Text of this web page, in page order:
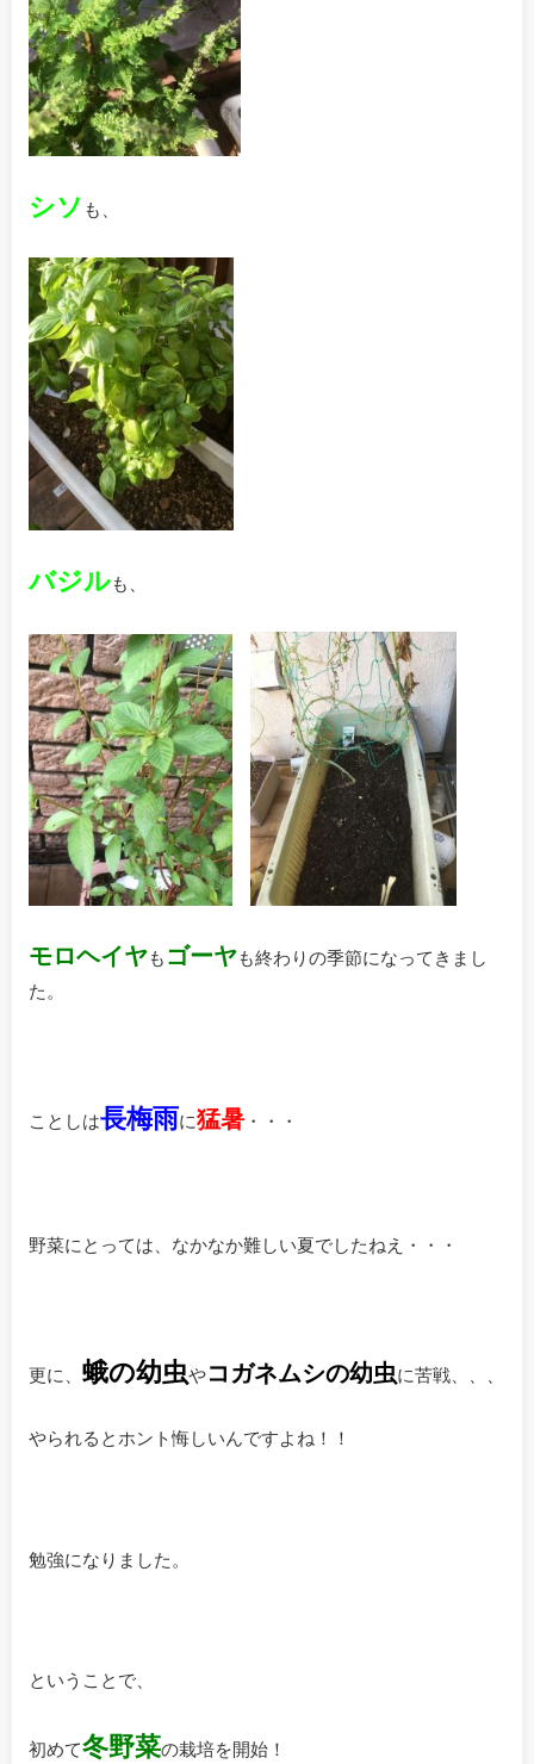
シソ も、
バジルも、
モロヘイヤも ゴーヤも終わりの季節になってきまし
た。
ことしは長梅雨に猛暑・・・
野菜にとっては、なかなか難しい夏でしたねえ・・・
更に、 蛾の幼虫やコガネムシの幼虫に苦戦、、、
やられるとホント悔しいんですよね！！
勉強になりました。
ということで、
初めて冬野菜の栽培を開始！